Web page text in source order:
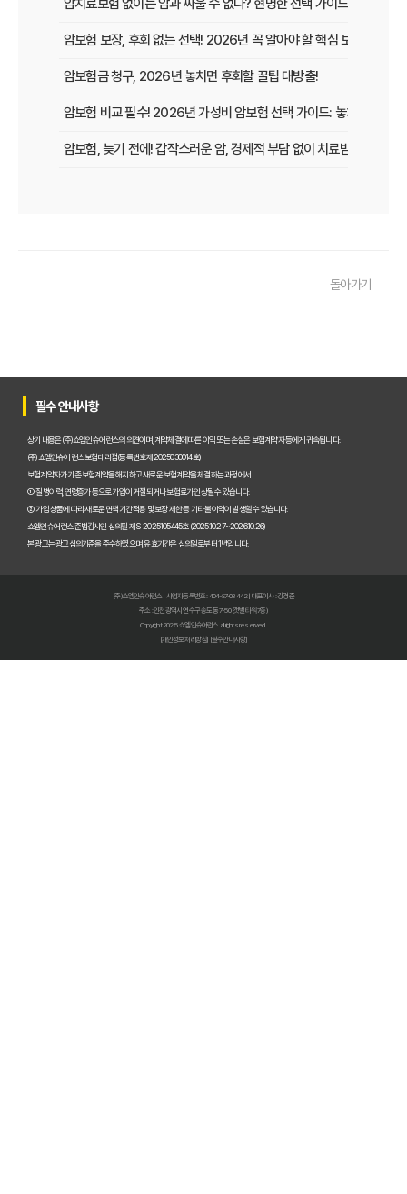
암치료보험 없이는 암과 싸울 수 없다? 현명한 선택 가이드
암보험 보장, 후회 없는 선택! 2026년 꼭 알아야 할 핵심 보장 가이드
암보험금 청구, 2026년 놓치면 후회할 꿀팁 대방출!
암보험 비교 필수! 2026년 가성비 암보험 선택 가이드: 놓치면 손해
암보험, 늦기 전에! 갑작스러운 암, 경제적 부담 없이 치료받는 방법
50대 암보험, 지금 가입하면 딱! 후회없는 선택, 핵심 비교분석
암보험 비교, 2026년 숨겨진 혜택까지 꼼꼼하게 파헤쳐 드립니다!
암보험 늦기 전에! 지금 가입해야만 하는 결정적 이유
암보험 진단비, 지금 준비하면 1억 더 받는 비법!
암 걱정 끝! 낸 보험료 100% 환급받는 완벽한 암보험 선택 가이드
50대 암보험, 숨겨진 보장 찾고 후회없이 선택하는 비법!
암보험금, 몰라서 못 받는 돈? 2026년 지급 기준 핵심 파헤치기
암보험 비교 끝판왕: 2026년 가장 현명한 선택, 숨겨진 꿀팁 대방출!
돌아가기
필수 안내사항
상기 내용은 (주)쇼엠인슈어런스의 의견이며, 계약체결에 따른 이익 또는 손실은 보험계약자 등에게 귀속됩니다.
(주)쇼엠인슈어런스 보험대리점(등록번호 제2025030014호)
보험계약자가 기존 보험계약을 해지하고 새로운 보험계약을 체결하는 과정에서
① 질병이력, 연령증가 등으로 가입이 거절되거나 보험료가 인상될 수 있습니다.
② 가입 상품에 따라 새로운 면책기간 적용 및 보장 제한 등 기타 불이익이 발생할 수 있습니다.
쇼엠인슈어런스 준법감시인 심의필 제S-2025105445호 (2025.10.27~2026.10.26)
본 광고는 광고심의기준을 준수하였으며, 유효기간은 심의일로부터 1년입니다.
(주)쇼엠인슈어런스 | 사업자등록번호 : 404-87-03442 | 대표이사 : 강경준
주소 : 인천광역시 연수구 송도동 7-50 (갯벌타워 7층)
Copyright 2025. 쇼엠인슈어런스 all rights reserved.
[개인정보처리방침] [필수안내사항]